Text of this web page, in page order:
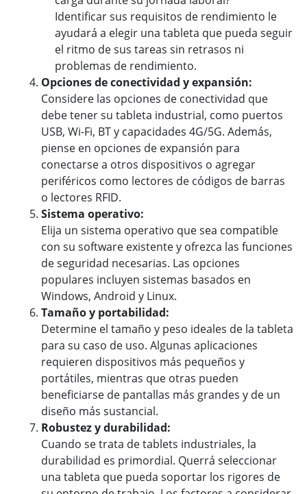
Identificar sus requisitos de rendimiento le
ayudará a elegir una tableta que pueda seguir
el ritmo de sus tareas sin retrasos ni
problemas de rendimiento.
Opciones de conectividad y expansión:
Considere las opciones de conectividad que
debe tener su tableta industrial, como puertos
USB, Wi-Fi, BT y capacidades 4G/5G. Además,
piense en opciones de expansión para
conectarse a otros dispositivos o agregar
periféricos como lectores de códigos de barras
o lectores RFID.
Sistema operativo:
Elija un sistema operativo que sea compatible
con su software existente y ofrezca las funciones
de seguridad necesarias. Las opciones
populares incluyen sistemas basados en
Windows, Android y Linux.
Tamaño y portabilidad:
Determine el tamaño y peso ideales de la tableta
para su caso de uso. Algunas aplicaciones
requieren dispositivos más pequeños y
portátiles, mientras que otras pueden
beneficiarse de pantallas más grandes y de un
diseño más sustancial.
Robustez y durabilidad:
Cuando se trata de tablets industriales, la
durabilidad es primordial. Querrá seleccionar
una tableta que pueda soportar los rigores de